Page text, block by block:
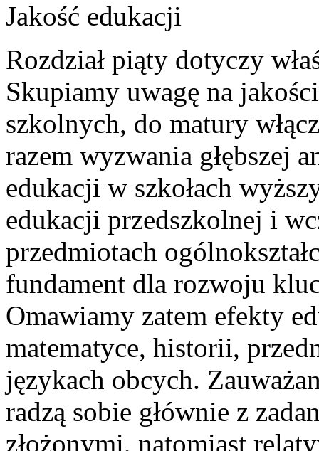
Jakość edukacji
Rozdział piąty dotyczy
Skupiamy uwagę na
szkolnych, do matury
razem wyzwania głębszej
edukacji w szkołach
edukacji przedszkolnej i
przedmiotach
fundament dla rozwoju
Omawiamy zatem efekty
matematyce, historii,
językach obcych.
radzą sobie głównie z
złożonymi, natomiast